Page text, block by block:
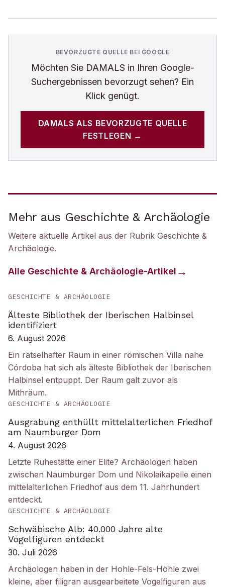
BEVORZUGTE QUELLE BEI GOOGLE
Möchten Sie DAMALS in Ihren Google-
Suchergebnissen bevorzugt sehen? Ein
Klick genügt.
DAMALS ALS BEVORZUGTE QUELLE
FESTLEGEN →
Mehr aus Geschichte & Archäologie
Weitere aktuelle Artikel aus der Rubrik Geschichte &
Archäologie.
Alle Geschichte & Archäologie-Artikel
GESCHICHTE & ARCHÄOLOGIE
Älteste Bibliothek der Iberischen Halbinsel
identifiziert
6. August 2026
Ein rätselhafter Raum in einer römischen Villa nahe
Córdoba hat sich als älteste Bibliothek der Iberischen
Halbinsel entpuppt. Der Raum galt zuvor als
Mithräum.
GESCHICHTE & ARCHÄOLOGIE
Ausgrabung enthüllt mittelalterlichen Friedhof
am Naumburger Dom
4. August 2026
Letzte Ruhestätte einer Elite? Archäologen haben
zwischen Naumburger Dom und Nikolaikapelle einen
mittelalterlichen Friedhof aus dem 11. Jahrhundert
entdeckt.
GESCHICHTE & ARCHÄOLOGIE
Schwäbische Alb: 40.000 Jahre alte
Vogelfiguren entdeckt
30. Juli 2026
Archäologen haben in der Hohle-Fels-Höhle zwei
kleine, aber filigran ausgearbeitete Vogelfiguren aus